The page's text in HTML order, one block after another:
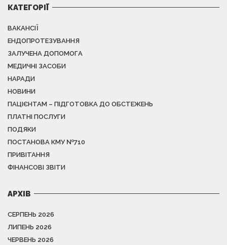
КАТЕГОРІЇ
ВАКАНСІЇ
ЕНДОПРОТЕЗУВАННЯ
ЗАЛУЧЕНА ДОПОМОГА
МЕДИЧНІ ЗАСОБИ
НАРАДИ
НОВИНИ
ПАЦІЄНТАМ – ПІДГОТОВКА ДО ОБСТЕЖЕНЬ
ПЛАТНІ ПОСЛУГИ
ПОДЯКИ
ПОСТАНОВА КМУ №710
ПРИВІТАННЯ
ФІНАНСОВІ ЗВІТИ
АРХІВ
СЕРПЕНЬ 2026
ЛИПЕНЬ 2026
ЧЕРВЕНЬ 2026